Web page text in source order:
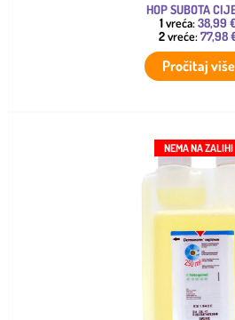
HOP SUBOTA
1vreća:38,99
2vreće:77,98
Pročitaj više
NEMA NA ZALIHI